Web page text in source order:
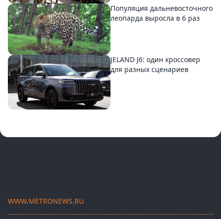
Популяция дальневосточного
леопарда выросла в 6 раз
JELAND J6: один кроссовер
для разных сценариев
WWW.METRONEWS.RU